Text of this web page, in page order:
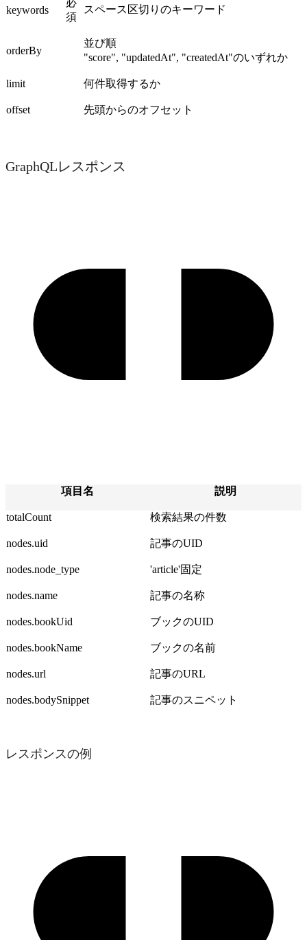
keywords
須
スペース区切りのキーワード
orderBy
並び順
"score", "updatedAt", "createdAt"のいずれか
limit 何件取得するか
offset 先頭からのオフセット
GraphQLレスポンス
項目名 説明
totalCount 検索結果の件数
nodes.uid 記事のUID
nodes.node_type 'article'固定
nodes.name 記事の名称
nodes.bookUid ブックのUID
nodes.bookName ブックの名前
nodes.url 記事のURL
nodes.bodySnippet 記事のスニペット
レスポンスの例